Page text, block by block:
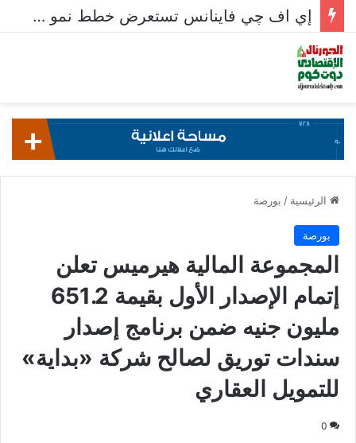
معدلات الشمول المالي تواصل ارتفاعها 79% من المواطنين يمتلكون حسابات نشطة تمكنهم من إجراء معاملات مالية
الرئيسية / بورصة
بورصة
المجموعة المالية هيرميس تعلن
إتمام الإصدار الأول بقيمة 651.2
مليون جنيه ضمن برنامج إصدار
سندات توريق لصالح شركة «بداية»
للتمويل العقاري
0